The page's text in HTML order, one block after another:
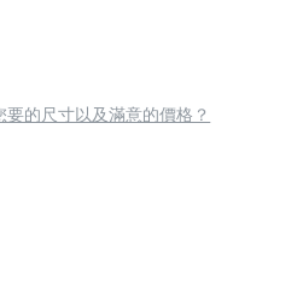
要的尺寸以及滿意的價格？